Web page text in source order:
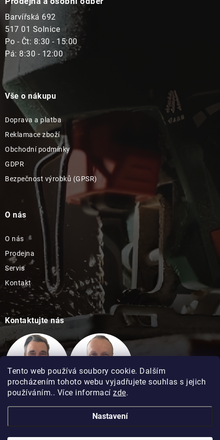
Tento web používá soubory cookie. Dalším
procházením tohoto webu vyjadřujete souhlas s jejich
používáním.. Více informací zde.
Nastavení
Barvířská 692
517 01 Solnice
Po - Čt: 8:30 - 15:00
Pá: 8:30 - 12:00
Vše o nákupu
Doprava a platba
Reklamace zboží
Obchodní podmínky
GDPR
Bezpečnost výrobků (GPSR)
O nás
O nás
Prodejna
Servis
Kontakt
Kontaktujte nás
Technická podporaTechnická podpora
David Matuška